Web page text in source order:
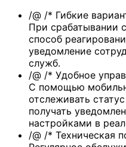
/@ /* Гибкие
При срабатывании
способ
уведомление
служб.
/@ /* Удобное
С помощью
отслеживать
получать
настройками в
/@ /* Техническая